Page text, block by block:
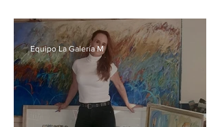
Equipo La Galería M